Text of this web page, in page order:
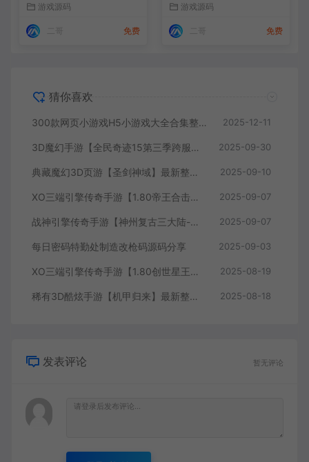
细外网教程
游戏源码
免费
+加密工具+详细搭建教程
游戏源码
免费
猜你喜欢
300款网页小游戏H5小游戏大全合集整理网页游戏 2025-12-11
3D魔幻手游【全民奇迹15第三季跨服版】最新整理Win系服务端+本地注册+加解密工具 2025-09-30
典藏魔幻3D页游【圣剑神域】最新整理WIN系服务端+管理后台+GM充值后台+详细外网教程 2025-09-10
XO三端引擎传奇手游【1.80帝王合击第二季】最新整理Win系服务端+PC安卓苹果三端+加密工具+详细搭建教程 2025-09-07
战神引擎传奇手游【神州复古三大陆-白猪3】最新整理WIN系特色服务端+安卓苹果双端 2025-09-07
每日密码特勤处制造改枪码源码分享 2025-09-03
XO三端引擎传奇手游【1.80创世星王合击】最新整理Win系服务端+详细搭建教程 2025-08-19
稀有3D酷炫手游【机甲归来】最新整理Win半手工服务端+GM后台 2025-08-18
发表评论 暂无评论